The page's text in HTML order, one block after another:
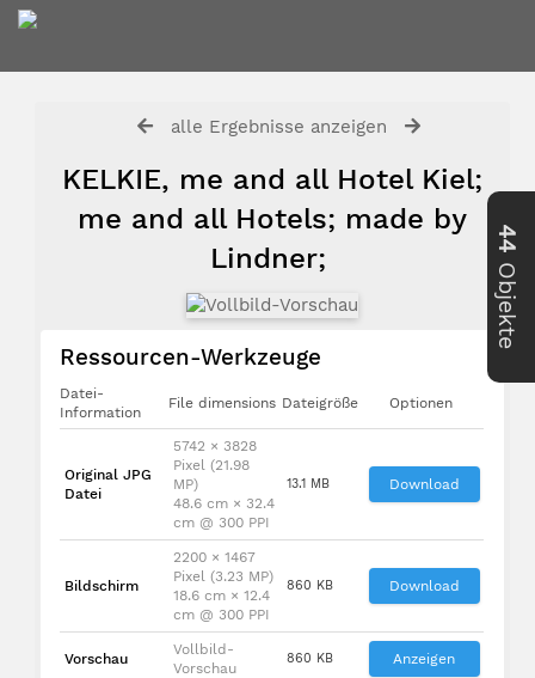
alle Ergebnisse anzeigen
KELKIE, me and all Hotel Kiel;
me and all Hotels; made by
Lindner;
Ressourcen-Werkzeuge
Datei-
Information
File dimensions Dateigröße Optionen
Original JPG
Datei
5742 × 3828
Pixel (21.98
MP)
48.6 cm × 32.4
cm @ 300 PPI
13.1 MB Download
Bildschirm
2200 × 1467
Pixel (3.23 MP)
18.6 cm × 12.4
cm @ 300 PPI
860 KB Download
Vorschau
Vollbild-
Vorschau
860 KB Anzeigen
44
Objekte